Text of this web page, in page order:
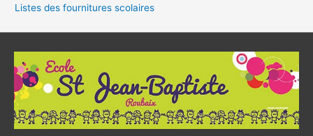
Listes des fournitures scolaires